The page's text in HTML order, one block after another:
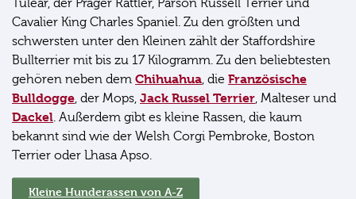
Tuléar, der Prager Rattler, Parson Russell Terrier und
Cavalier King Charles Spaniel. Zu den größten und
schwersten unter den Kleinen zählt der Staffordshire
Bullterrier mit bis zu 17 Kilogramm. Zu den beliebtesten
gehören neben dem Chihuahua, die Französische
Bulldogge, der Mops, Jack Russel Terrier, Malteser und
Dackel. Außerdem gibt es kleine Rassen, die kaum
bekannt sind wie der Welsh Corgi Pembroke, Boston
Terrier oder Lhasa Apso.
Kleine Hunderassen von A-Z